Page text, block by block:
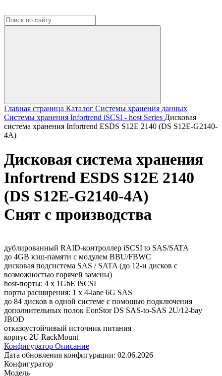
Главная страница Каталог Системы хранения данных
Системы хранения Infortrend iSCSI - host Series Дисковая
система хранения Infortrend ESDS S12E 2140 (DS S12E-G2140-
4A)
Дисковая система хранения
Infortrend ESDS S12E 2140
(DS S12E-G2140-4A)
Снят с производства
дублированный RAID-контроллер iSCSI to SAS/SATA
до 4GB кэш-памяти с модулем BBU/FBWC
дисковая подсистема SAS / SATA (до 12-и дисков с
возможностью горячей замены)
host-порты: 4 x 1GbE iSCSI
порты расширения: 1 x 4-lane 6G SAS
до 84 дисков в одной системе с помощью подключения
дополнительных полок EonStor DS SAS-to-SAS 2U/12-bay
JBOD
отказоустойчивый источник питания
корпус 2U RackMount
Конфигуратор Описание
Дата обновления конфигурации: 02.06.2026
Конфигуратор
Модель